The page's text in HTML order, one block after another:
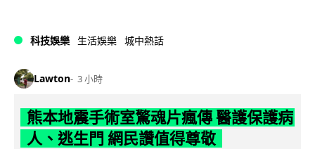
科技娛樂 生活娛樂 城中熱話
Lawton 3 小時
熊本地震手術室驚魂片瘋傳 醫護保護病
人、逃生門 網民讚值得尊敬